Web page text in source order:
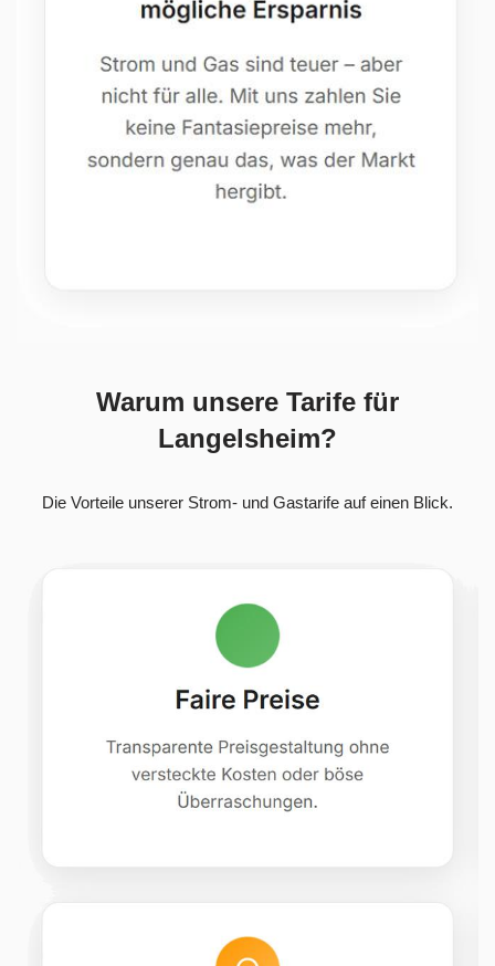
Warum unsere Tarife für
Langelsheim?
Die Vorteile unserer Strom- und Gastarife auf einen Blick.